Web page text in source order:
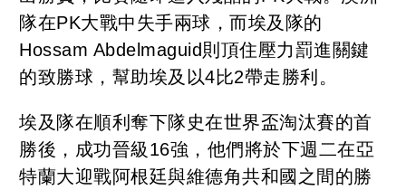
隊在PK大戰中失手兩球，而埃及隊的
Hossam Abdelmaguid則頂住壓力罰進關鍵
的致勝球，幫助埃及以4比2帶走勝利。
埃及隊在順利奪下隊史在世界盃淘汰賽的首
勝後，成功晉級16強，他們將於下週二在亞
特蘭大迎戰阿根廷與維德角共和國之間的勝